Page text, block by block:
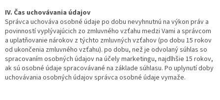
IV. Čas uchovávania údajov
Správca uchováva osobné údaje po dobu nevyhnutnú na výkon práv a
povinností vyplývajúcich zo zmluvného vzťahu medzi Vami a správcom
a uplatňovanie nárokov z týchto zmluvných vzťahov (po dobu 15 rokov
od ukončenia zmluvného vzťahu). po dobu, než je odvolaný súhlas so
spracovaním osobných údajov na účely marketingu, najdlhšie 15 rokov,
ak sú osobné údaje spracovávané na základe súhlasu. Po uplynutí doby
uchovávania osobných údajov správca osobné údaje vymaže.